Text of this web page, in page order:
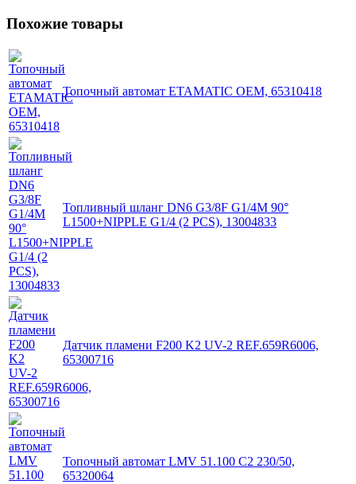
Похожие товары
Топочный автомат ETAMATIC OEM, 65310418
Топливный шланг DN6 G3/8F G1/4M 90°
L1500+NIPPLE G1/4 (2 PCS), 13004833
Датчик пламени F200 K2 UV-2 REF.659R6006,
65300716
Топочный автомат LMV 51.100 C2 230/50,
65320064